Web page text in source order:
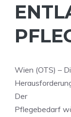
Wien (OTS) –
Der
Pflegebedarf